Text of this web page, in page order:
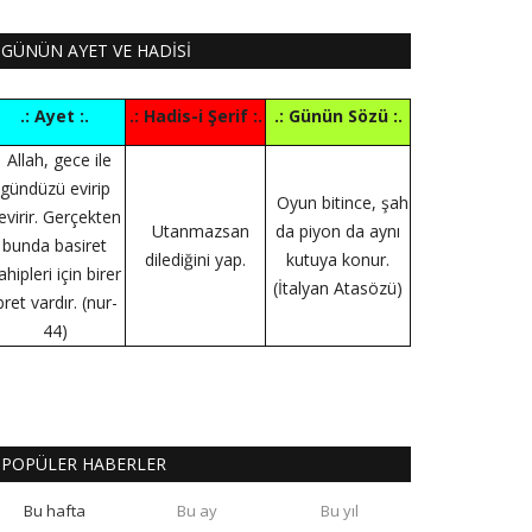
GÜNÜN AYET VE HADİSİ
.: Ayet :. .: Hadis-i Şerif :.
.: Günün Sözü :.
Allah, gece ile
gündüzü evirip
Gerçekten
bunda basiret
için birer
vardır. (nur-
44)
Utanmazsan
dilediğini yap.
Oyun bitince, şah
da piyon da aynı
kutuya konur.
(İtalyan Atasözü)
POPÜLER HABERLER
Bu hafta Bu ay Bu yıl